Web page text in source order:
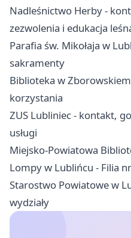
Nadleśnictwo Herby -
zezwolenia i edukacja
Parafia św. Mikołaja w
sakramenty
Biblioteka w
korzystania
ZUS Lubliniec - kontakt,
usługi
Miejsko-Powiatowa
Lompy w Lublińcu - Filia
Starostwo Powiatowe w
wydziały